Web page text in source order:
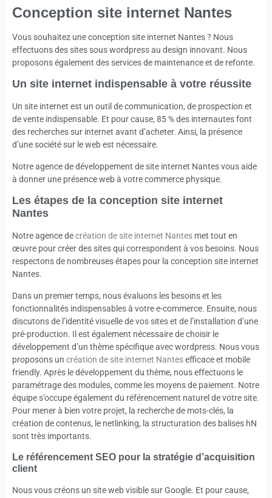
Conception site internet Nantes
Vous souhaitez une conception site internet Nantes ? Nous
effectuons des sites sous wordpress au design innovant. Nous
proposons également des services de maintenance et de refonte.
Un site internet indispensable à votre réussite
Un site internet est un outil de communication, de prospection et
de vente indispensable. Et pour cause, 85 % des internautes font
des recherches sur internet avant d’acheter. Ainsi, la présence
d’une société sur le web est nécessaire.
Notre agence de développement de site internet Nantes vous aide
à donner une présence web à votre commerce physique.
Les étapes de la conception site internet
Nantes
Notre agence decréation de site internet Nantes met tout en
œuvre pour créer des sites qui correspondent à vos besoins. Nous
respectons de nombreuses étapes pour la conception site internet
Nantes.
Dans un premier temps, nous évaluons les besoins et les
fonctionnalités indispensables à votre e-commerce. Ensuite, nous
discutons de l’identité visuelle de vos sites et de l’installation d’une
pré-production. Il est également nécessaire de choisir le
développement d’un thème spécifique avec wordpress. Nous vous
proposons un création de site internet Nantesefficace et mobile
friendly. Après le développement du thème, nous effectuons le
paramétrage des modules, comme les moyens de paiement. Notre
équipe s’occupe également du référencement naturel de votre site.
Pour mener à bien votre projet, la recherche de mots-clés, la
création de contenus, le netlinking, la structuration des balises hN
sont très importants.
Le référencement SEO pour la stratégie d’acquisition
client
Nous vous créons un site web visible sur Google. Et pour cause,